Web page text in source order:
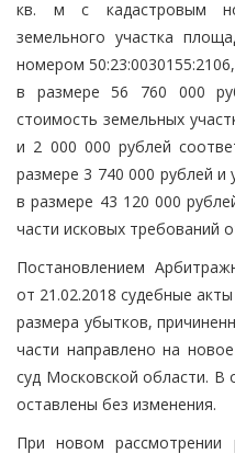
кв. м с кадастровым
земельного участка
номером
в размере 56 760 000
стоимость земельных
и 2 000 000 рублей
размере 3 740 000 рублей
в размере 43 120 000
части исковых требований
Постановлением
от 21.02.2018 судебные
размера убытков,
части направлено на
суд Московской области. В
оставлены без изменения.
При новом рассмотрении